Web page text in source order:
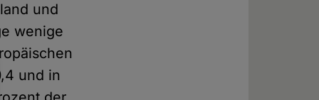
und
wenige
und in